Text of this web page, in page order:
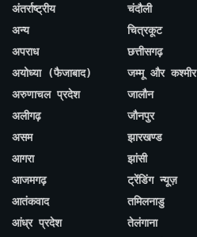
अंतर्राष्ट्रीय
अन्य
अपराध
अयोध्या (फैजाबाद)
अरुणाचल प्रदेश
अलीगढ़
असम
आगरा
आजमगढ़
आतंकवाद
आंध्र प्रदेश
चंदौली
चित्रकूट
छत्तीसगढ़
जम्मू और कश्मीर
जालौन
जौनपुर
झारखण्ड
झांसी
ट्रेंडिंग न्यूज़
तमिलनाडु
तेलंगाना